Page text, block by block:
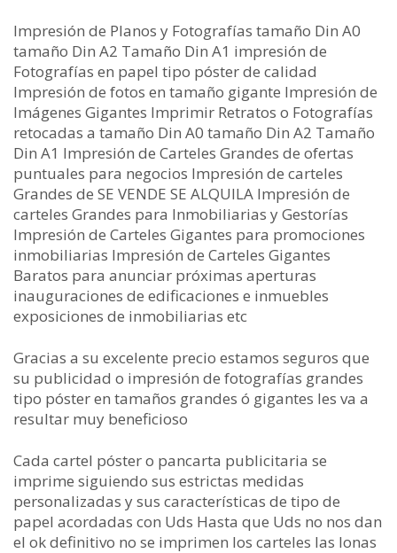
Impresión de Planos y Fotografías tamaño Din A0
tamaño Din A2 Tamaño Din A1 impresión de
Fotografías en papel tipo póster de calidad
Impresión de fotos en tamaño gigante Impresión de
Imágenes Gigantes Imprimir Retratos o Fotografías
retocadas a tamaño Din A0 tamaño Din A2 Tamaño
Din A1 Impresión de Carteles Grandes de ofertas
puntuales para negocios Impresión de carteles
Grandes de SE VENDE SE ALQUILA Impresión de
carteles Grandes para Inmobiliarias y Gestorías
Impresión de Carteles Gigantes para promociones
inmobiliarias Impresión de Carteles Gigantes
Baratos para anunciar próximas aperturas
inauguraciones de edificaciones e inmuebles
exposiciones de inmobiliarias etc
Gracias a su excelente precio estamos seguros que
su publicidad o impresión de fotografías grandes
tipo póster en tamaños grandes ó gigantes les va a
resultar muy beneficioso
Cada cartel póster o pancarta publicitaria se
imprime siguiendo sus estrictas medidas
personalizadas y sus características de tipo de
papel acordadas con Uds Hasta que Uds no nos dan
el ok definitivo no se imprimen los carteles las lonas